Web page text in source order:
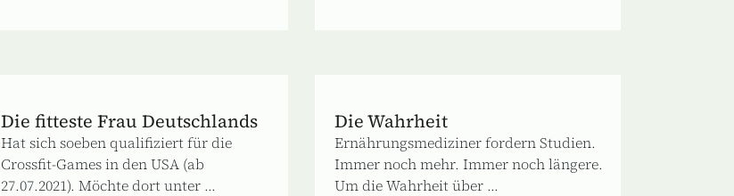
Die fitteste Frau Deutschlands
Hat sich soeben qualifiziert für die
Crossfit-Games in den USA (ab
27.07.2021). Möchte dort unter ...
Die Wahrheit
Ernährungsmediziner fordern Studien.
Immer noch mehr. Immer noch längere.
Um die Wahrheit über ...